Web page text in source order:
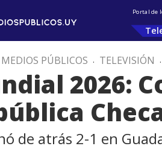
Portal de
PÚBLICOS . TELEVISIÓN .
2026:
de atrás 2-1 en